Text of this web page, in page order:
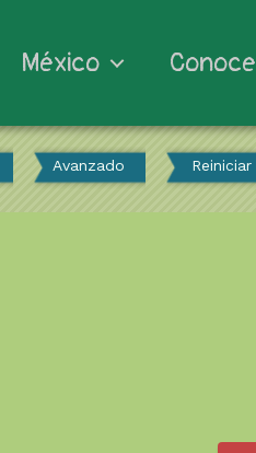
México Conoce
Avanzado Reiniciar